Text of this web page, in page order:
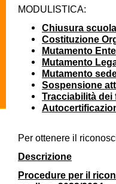
MODULISTICA:
Chiusura scuola
Costituzione
Mutamento
Mutamento
Mutamento
Sospensione
Tracciabilità
Per ottenere il
Descrizione
Procedure per il